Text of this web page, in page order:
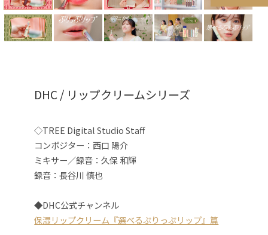
DHC / リップクリームシリーズ
◇TREE Digital Studio Staff
コンポジター：西口 陽介
ミキサー／録音：久保 和輝
録音：長谷川 慎也
◆DHC公式チャンネル
保湿リップクリーム『選べるぷりっぷリップ』篇